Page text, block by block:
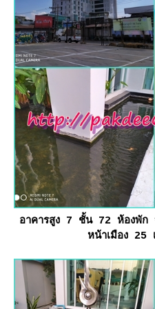
อาคารสูง 7 ชั้น 72 ห้องพัก
หน้าเมือง 25